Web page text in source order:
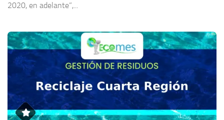
2020, en adelante”,...